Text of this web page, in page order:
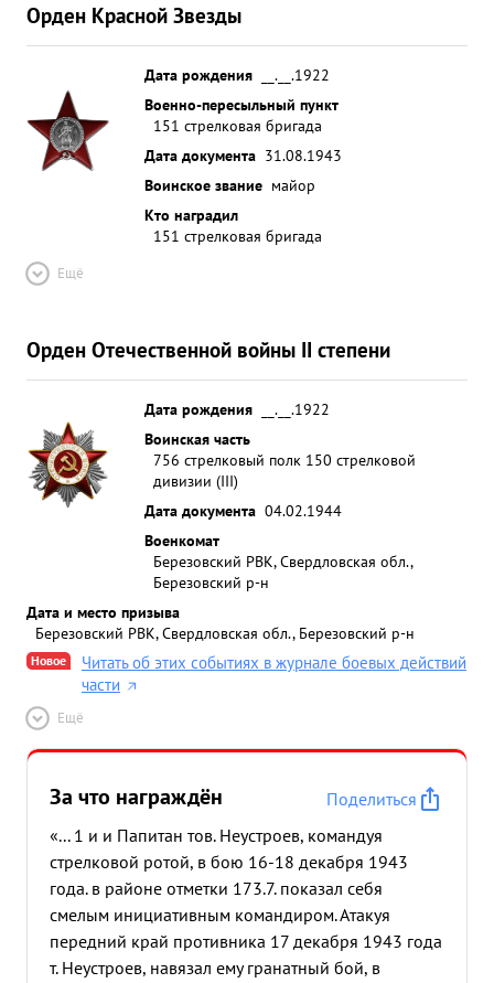
Орден Красной Звезды
Дата рождения
__.__.1922
Военно-пересыльный пункт
151 стрелковая бригада
Дата документа 31.08.1943
Воинское звание майор
Кто наградил
151 стрелковая бригада
Ещё
Орден Отечественной войны II степени
Дата рождения
__.__.1922
Воинская часть
756 стрелковый полк 150 стрелковой
дивизии (III)
Дата документа 04.02.1944
Военкомат
Березовский РВК, Свердловская обл.,
Березовский р-н
Дата и место призыва
Березовский РВК, Свердловская обл., Березовский р-н
Новое
Читать об этих событиях в журнале боевых действий
части
Ещё
За что награждён
Поделиться
«... 1 и и Папитан тов. Неустроев, командуя
стрелковой ротой, в бою 16-18 декабря 1943
года. в районе отметки 173.7. показал себя
смелым инициативным командиром. Атакуя
передний край противника 17 декабря 1943 года
т. Неустроев, навязал ему гранатный бой, в